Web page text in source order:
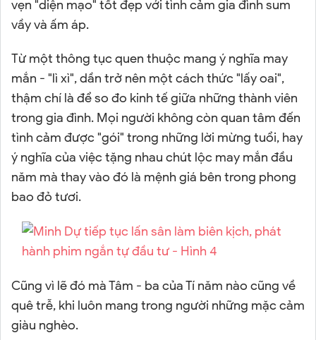
vẹn "diện mạo" tốt đẹp với tình cảm gia đình sum
vầy và ấm áp.
Từ một thông tục quen thuộc mang ý nghĩa may
mắn - "lì xì", dần trở nên một cách thức "lấy oai",
thậm chí là để so đo kinh tế giữa những thành viên
trong gia đình. Mọi người không còn quan tâm đến
tình cảm được "gói" trong những lời mừng tuổi, hay
ý nghĩa của việc tặng nhau chút lộc may mắn đầu
năm mà thay vào đó là mệnh giá bên trong phong
bao đỏ tươi.
Cũng vì lẽ đó mà Tâm - ba của Tí năm nào cũng về
quê trễ, khi luôn mang trong người những mặc cảm
giàu nghèo.